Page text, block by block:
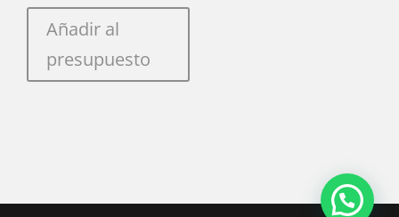
de
Añadir al
presupuesto